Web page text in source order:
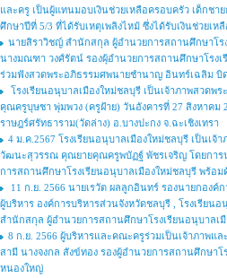
และครู เป็นผู้แทนมอบเงินช่วยเหลือครอบครัว เด็กช
ศึกษาปีที่ 5/3 ที่ได้รับเหตุเพลิงไหม้ ซึ่งได้รับเงินช่วยเ
นายสิราวิชญ์ สำนักสกุล ผู้อำนวยการสถานศึกษาโร
นางมณฑา วงศ์รัตน์ รองผุ้อำนวยการสถานศึกษาโรง
ร่วมฟังสวดพระอภิธรรมศพนายชำนาญ อินทร์เฉลิม
โรงเรียนอนุบาลเมืองใหม่ชลบุรี เป็นเจ้าภาพสวด
คุณครูบุษชา พุ่มพวง (ครูฝ้าย) วันอังคารที่ 27 สิงหาคม
ราษฎร์ศรัทธาราม(วัดล่าง) อ.บางปะกง จ.ฉะเชิงเทรา
4 ม.ค.2567 โรงเรียนอนุบาลเมืองใหม่ชลบุรี เป็นเ
วัฒนะสุวรรณ คุณยายคุณครูพบัฏฐ์ พัชรเจริญ โดยกา
การสถานศึกษาโรงเรียนอนุบาลเมืองใหม่ชลบุรี พร้อ
11 ก.ย. 2566 นายเรวัต ผลลูกอินทร์ รองนายกอง
ผู้บริหาร องค์การบริหารส่วนจังหวัดชลบุรี , โรงเรียน
สำนักสกุล ผู้อำนวยการสถานศึกษาโรงเรียนอนุบาลเ
8 ก.ย. 2566 ผู้บริหารและคณะครูร่วมเป็นเจ้าภาพแ
สามี นางจงกล สังข์ทอง รองผู้อำนวยการสถานศึกษา
หนองใหญ่